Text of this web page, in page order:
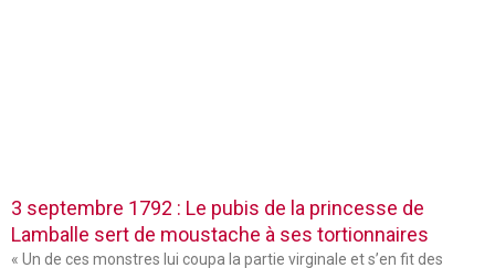
3 septembre 1792 : Le pubis de la princesse de
Lamballe sert de moustache à ses tortionnaires
« Un de ces monstres lui coupa la partie virginale et s’en fit des